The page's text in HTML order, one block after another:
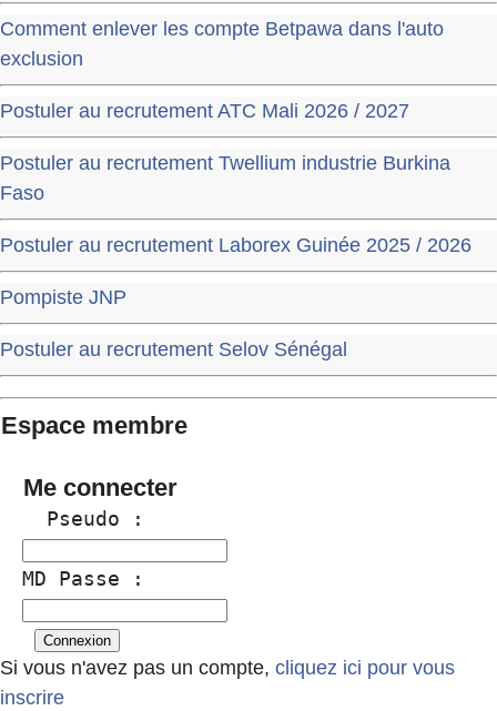
Comment enlever les compte Betpawa dans l'auto
exclusion
Postuler au recrutement ATC Mali 2026 / 2027
Postuler au recrutement Twellium industrie Burkina
Faso
Postuler au recrutement Laborex Guinée 2025 / 2026
Pompiste JNP
Postuler au recrutement Selov Sénégal
Espace membre
Me connecter
  Pseudo :
MD Passe :
Si vous n'avez pas un compte, cliquez ici pour vous
inscrire